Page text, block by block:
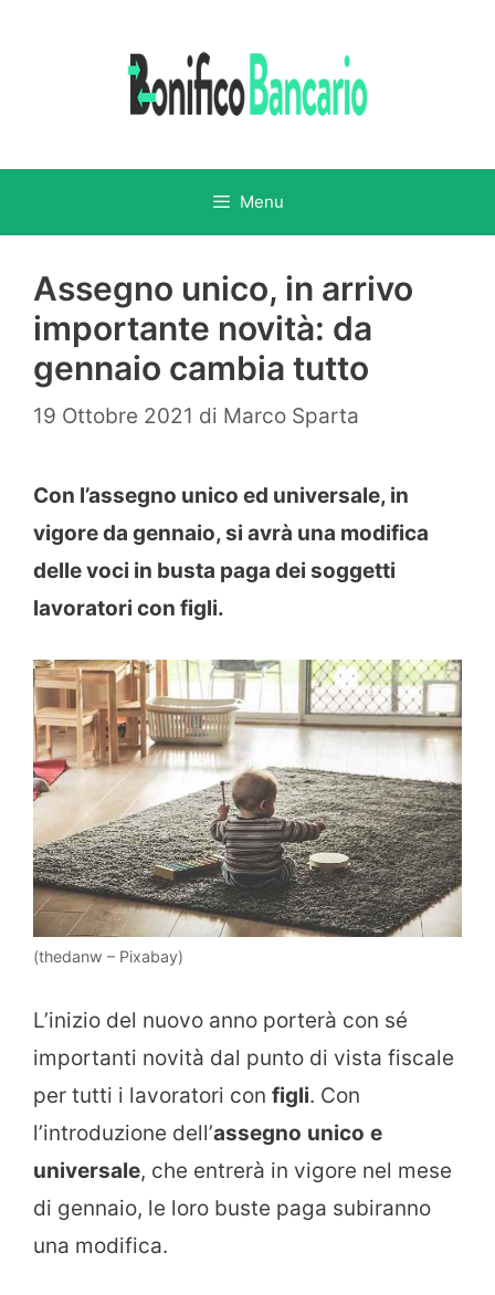
Menu
Assegno unico, in arrivo
importante novità: da
gennaio cambia tutto
19 Ottobre 2021 di Marco Sparta
Con l’assegno unico ed universale, in
vigore da gennaio, si avrà una modifica
delle voci in busta paga dei soggetti
lavoratori con figli.
(thedanw – Pixabay)
L’inizio del nuovo anno porterà con sé
importanti novità dal punto di vista fiscale
per tutti i lavoratori con figli. Con
l’introduzione dell’assegno unico e
universale, che entrerà in vigore nel mese
di gennaio, le loro buste paga subiranno
una modifica.